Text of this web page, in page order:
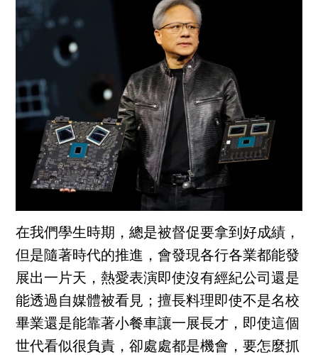
在我們學生時期，總是被督促要拿到好成績，
但是隨著時代的推進，會發現各行各業都能發
展出一片天，熱愛表演即使沒有經紀公司還是
能透過自媒體被看見；擅長料理即使不是名校
畢業還是能靠著小餐車讓一展長才，即使這個
世代看似很負責，卻處處都是機會，要怎麼抓